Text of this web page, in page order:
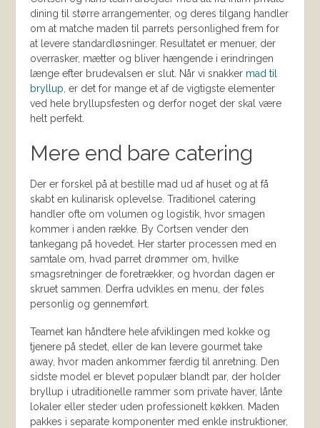
dining til større arrangementer, og deres tilgang handler
om at matche maden til parrets personlighed frem for
at levere standardløsninger. Resultatet er menuer, der
overrasker, mætter og bliver hængende i erindringen
længe efter brudevalsen er slut. Når vi snakker mad til
bryllup , er det for mange et af de vigtigste elementer
ved hele bryllupsfesten og derfor noget der skal være
helt perfekt.
Mere end bare catering
Der er forskel på at bestille mad ud af huset og at få
skabt en kulinarisk oplevelse. Traditionel catering
handler ofte om volumen og logistik, hvor smagen
kommer i anden række. By Cortsen vender den
tankegang på hovedet. Her starter processen med en
samtale om, hvad parret drømmer om, hvilke
smagsretninger de foretrækker, og hvordan dagen er
skruet sammen. Derfra udvikles en menu, der føles
personlig og gennemført.
Teamet kan håndtere hele afviklingen med kokke og
tjenere på stedet, eller de kan levere gourmet take
away, hvor maden ankommer færdig til anretning. Den
sidste model er blevet populær blandt par, der holder
bryllup i utraditionelle rammer som private haver, lånte
lokaler eller steder uden professionelt køkken. Maden
pakkes i separate komponenter med enkle instruktioner,